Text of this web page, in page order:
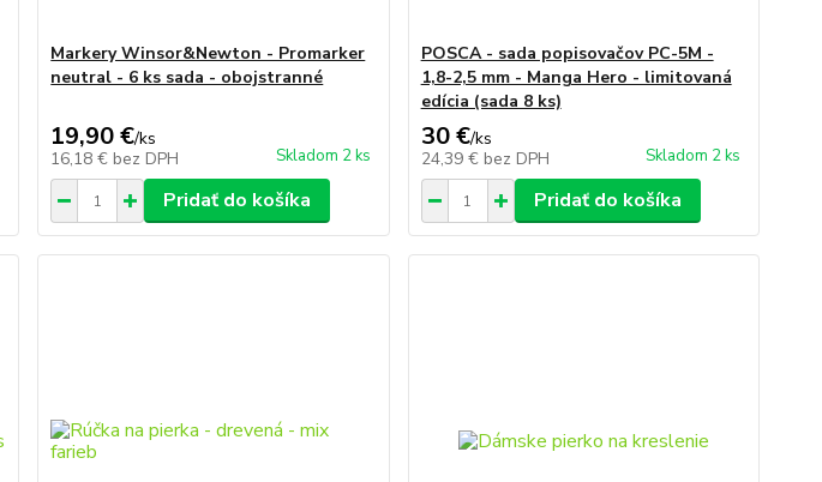
Markery Winsor&Newton - Promarker
neutral - 6 ks sada - obojstranné
19,90 €/ks
16,18 € bez DPH Skladom 2 ks
Pridať do košíka
POSCA - sada popisovačov PC-5M -
1,8-2,5 mm - Manga Hero - limitovaná
edícia (sada 8 ks)
30 €/ks
24,39 € bez DPH Skladom 2 ks
Pridať do košíka